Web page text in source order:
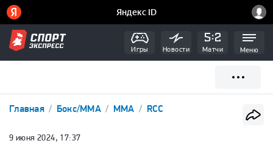
Игры Новости Матчи Меню
Главная Бокс/ММА ММА RCC
9 июня 2024, 17:37